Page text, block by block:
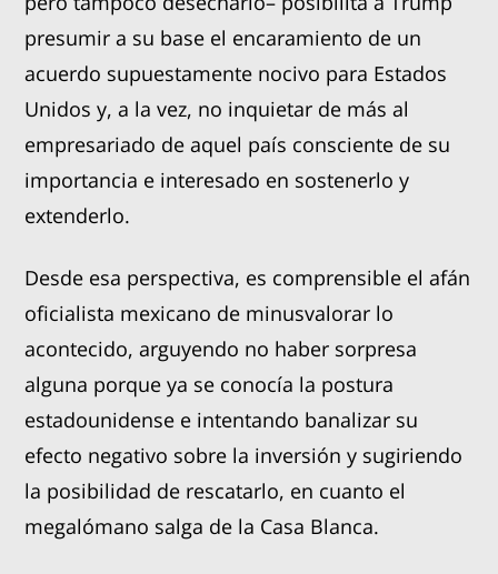
presumir a su base el encaramiento de un
acuerdo supuestamente nocivo para Estados
Unidos y, a la vez, no inquietar de más al
empresariado de aquel país consciente de su
importancia e interesado en sostenerlo y
extenderlo.
Desde esa perspectiva, es comprensible el afán
oficialista mexicano de minusvalorar lo
acontecido, arguyendo no haber sorpresa
alguna porque ya se conocía la postura
estadounidense e intentando banalizar su
efecto negativo sobre la inversión y sugiriendo
la posibilidad de rescatarlo, en cuanto el
megalómano salga de la Casa Blanca.